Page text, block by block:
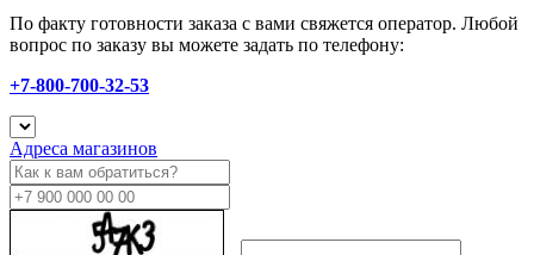
По факту готовности заказа с вами свяжется оператор. Любой
вопрос по заказу вы можете задать по телефону:
+7-800-700-32-53
Адреса магазинов